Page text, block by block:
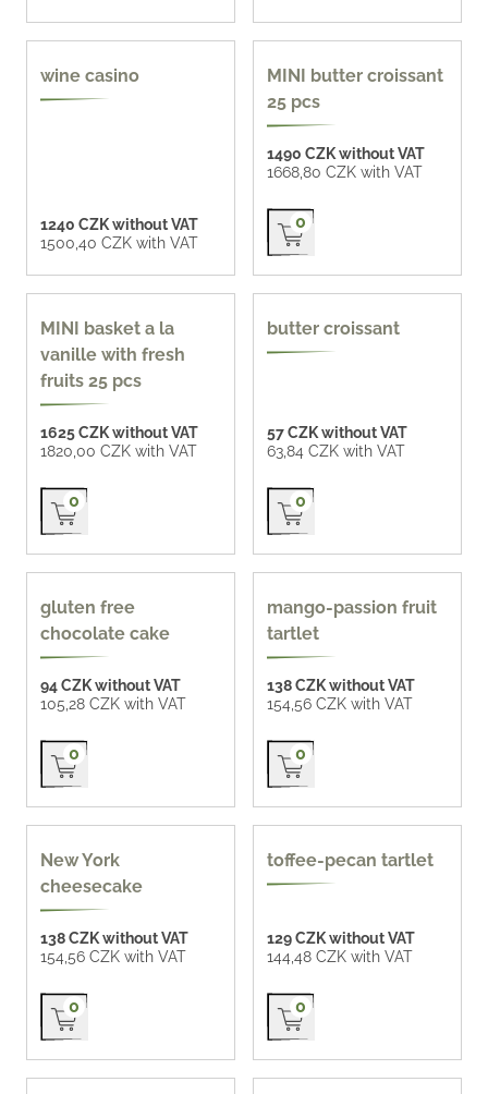
wine casino
1240 CZK without VAT
1500,40 CZK with VAT
MINI butter croissant
25 pcs
1490 CZK without VAT
1668,80 CZK with VAT
Přidat do košíku
0
MINI basket a la
vanille with fresh
fruits 25 pcs
1625 CZK without VAT
1820,00 CZK with VAT
Přidat do košíku
0
butter croissant
57 CZK without VAT
63,84 CZK with VAT
Přidat do košíku
0
gluten-free
gluten free
chocolate cake
94 CZK without VAT
105,28 CZK with VAT
Přidat do košíku
0
mango-passion fruit
tartlet
138 CZK without VAT
154,56 CZK with VAT
Přidat do košíku
0
New York
cheesecake
138 CZK without VAT
154,56 CZK with VAT
Přidat do košíku
0
toffee-pecan tartlet
129 CZK without VAT
144,48 CZK with VAT
Přidat do košíku
0